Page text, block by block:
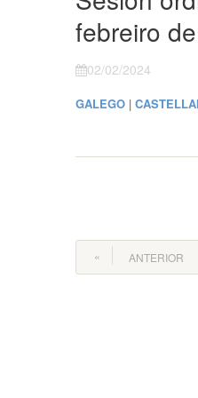
febreiro
02/02/2024
GALEGO|
ANTERIOR